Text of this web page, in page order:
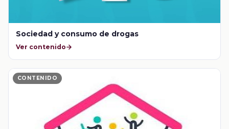
Sociedad y consumo de drogas
Ver contenido
CONTENIDO